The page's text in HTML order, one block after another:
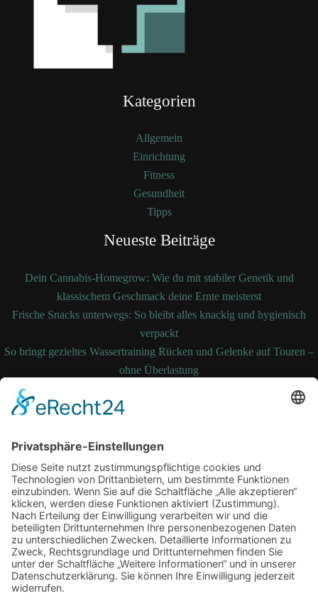
Kategorien
Allgemein
Einrichtung
Fitness
Gesundheit
Tipps
Neueste Beiträge
Dein Cannabis-Homegrow: Wie du mit stabiler Genetik und
klassischem Geschmack deine Ernte meisterst
Frische Snacks unterwegs: So bleibt alles knackig und hygienisch
verpackt
So bringt gezieltes Wassertraining Rücken und Gelenke auf Touren –
ohne Überlastung
So bleibt Ihre Bettdecke auch nach Jahren noch formstabil und
temperaturausgleichend
und durchsetzen
Schlagwörter
Alltag Arbeitsplatz Digital Erkältung Fitness
Gesundheit Grossstadt Hautpflege joggen Kampfkunst
Lauftherapie Mariendistel Menthal Motivation NEM Praxis Sling Trainer
Sport
Stress
Therapie Tipps Training Verein Vitalität Wasserbett Winter